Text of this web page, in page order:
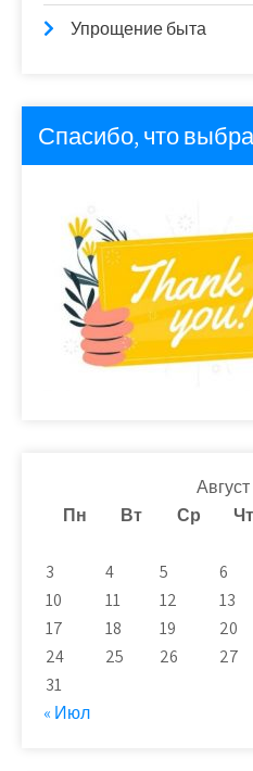
Упрощение быта
Спасибо, что
Пн
Вт Ср Чт
3
4 5 6
10
11 12 13
17
18 19 20
24
25 26 27
31
« Июл